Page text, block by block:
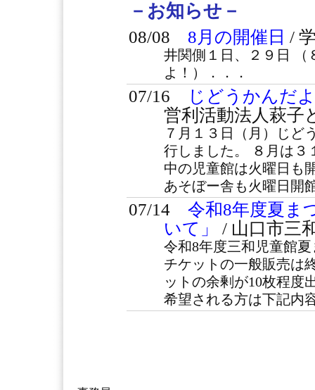
－お知らせ－
08/08 8月の開催日 /
井関側１日、２９日 （
よ！）．．．
07/16
じどうかんだ
営利活動法人萩子
７月１３日（月）じど
行しました。 ８月は３
中の児童館は火曜日も
あそぼー舎も火曜日開
07/14 令和8年度夏ま
いて」
/ 山口市三
令和8年度三和児童館
チケットの一般販売は
ットの余剰が10枚程度
希望される方は下記内